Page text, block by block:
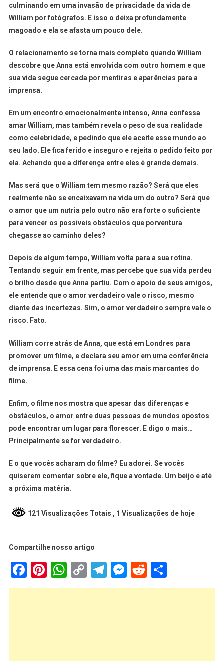
culminando em uma invasão de privacidade da vida de
William por fotógrafos. E isso o deixa profundamente
magoado e ela se afasta um pouco dele.
O relacionamento se torna mais completo quando William
descobre que Anna está envolvida com outro homem e que
sua vida segue cercada por mentiras e aparências para a
imprensa.
Em um encontro emocionalmente intenso, Anna confessa
amar William, mas também revela o peso de sua realidade
como celebridade, e pedindo que ele aceite esse mundo ao
seu lado. Ele fica ferido e inseguro e rejeita o pedido feito por
ela. Achando que a diferença entre eles é grande demais.
Mas será que o William tem mesmo razão? Será que eles
realmente não se encaixavam na vida um do outro? Será que
o amor que um nutria pelo outro não era forte o suficiente
para vencer os possíveis obstáculos que porventura
chegasse ao caminho deles?
Depois de algum tempo, William volta para a sua rotina.
Tentando seguir em frente, mas percebe que sua vida perdeu
o brilho desde que Anna partiu. Com o apoio de seus amigos,
ele entende que o amor verdadeiro vale o risco, mesmo
diante das incertezas. Sim, o amor verdadeiro sempre vale o
risco. Fato.
William corre atrás de Anna, que está em Londres para
promover um filme, e declara seu amor em uma conferência
de imprensa. E essa cena foi uma das mais marcantes do
filme.
Enfim, o filme nos mostra que apesar das diferenças e
obstáculos, o amor entre duas pessoas de mundos opostos
pode encontrar um lugar para florescer. E digo o mais…
Principalmente se for verdadeiro.
E o que vocês acharam do filme? Eu adorei. Se vocês
quiserem comentar sobre ele, fique a vontade. Um beijo e até
a próxima matéria.
121 Visualizações Totais , 1 Visualizações de hoje
Compartilhe nosso artigo
Facebook
Pinterest
WhatsApp
Copy
Link
Telegram
Messenger
Reddit
Share